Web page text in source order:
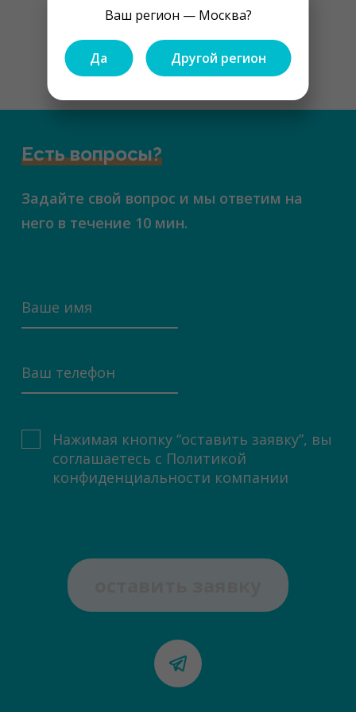
Ваш регион — Москва?
Да Другой регион
1 3 ... 7
Есть вопросы?
Задайте свой вопрос и мы ответим на
него в течение 10 мин.
Нажимая кнопку “оставить заявку”, вы
соглашаетесь с Политикой
конфиденциальности компании